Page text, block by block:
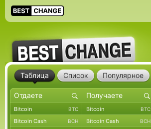
Таблица Список Популярное
Bitcoin BTC Bitcoin BTC
Bitcoin Cash BCH Bitcoin Cash BCH